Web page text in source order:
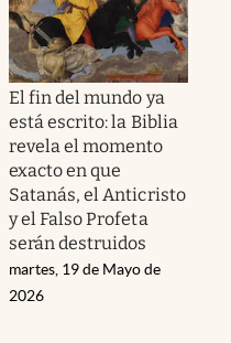
El fin del mundo ya
está escrito: la Biblia
revela el momento
exacto en que
Satanás, el Anticristo
y el Falso Profeta
serán destruidos
martes, 19 de Mayo de
2026